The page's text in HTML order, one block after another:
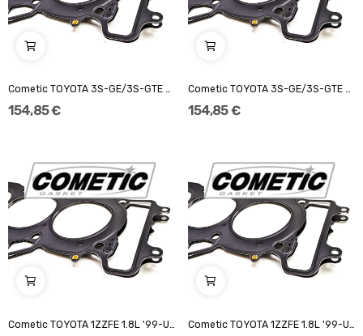
Cometic TOYOTA 3S-GE/3S-GTE 87mm '87-97 140"...
154,85 €
Cometic TOYOTA 3S-GE/3S-GTE 87mm '94-99 .120"...
154,85 €